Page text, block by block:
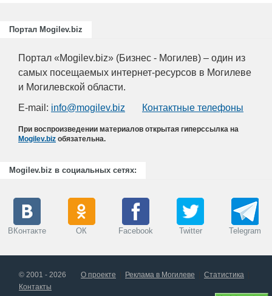
Портал Mogilev.biz
Портал «Mogilev.biz» (Бизнес - Могилев) – один из
самых посещаемых интернет-ресурсов в Могилеве
и Могилевской области.
E-mail: info@mogilev.biz Контактные телефоны
При воспроизведении материалов открытая гиперссылка на
Mogilev.biz обязательна.
Mogilev.biz в социальных сетях:
ВКонтакте ОК Facebook Twitter Telegram
© 2001 - 2026 О проекте Реклама в Могилеве
Статистика
Контакты